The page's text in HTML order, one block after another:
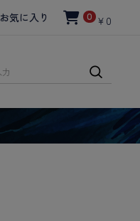
お気に入り 0 ￥0